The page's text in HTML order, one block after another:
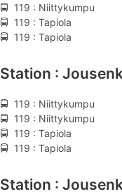
🚍 119 : Niittykumpu
🚍 119 : Tapiola
🚍 119 : Tapiola
Station :
🚍 119 : Niittykumpu
🚍 119 : Niittykumpu
🚍 119 : Tapiola
🚍 119 : Tapiola
Station :